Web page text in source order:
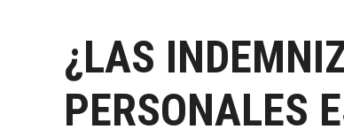
¿LAS
PERSONALES